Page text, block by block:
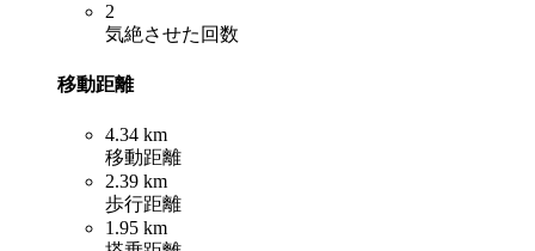
2
気絶させた回数
移動距離
4.34 km
移動距離
2.39 km
歩行距離
1.95 km